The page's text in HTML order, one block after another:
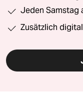
Jeden Samstag
Zusätzlich